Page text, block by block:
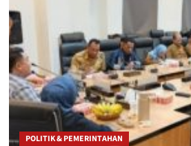
POLITIK & PEMERINTAHAN